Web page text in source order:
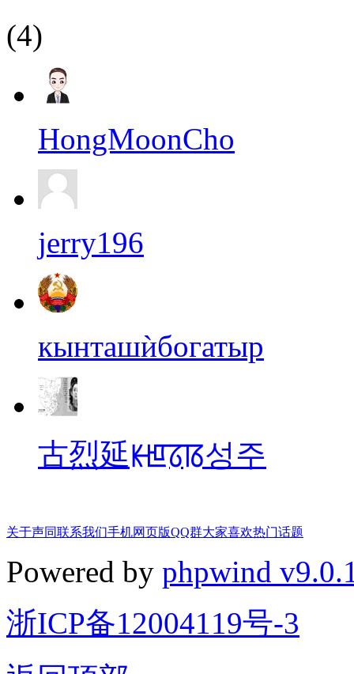
(4)
HongMoonCho
jerry196
кынташѝбогатыр
古烈延ꡡꡁꡞꡋ성주
关于声同联系我们手机网页版QQ群大家喜欢热门话题
Powered by phpwind
浙ICP备12004119号-3